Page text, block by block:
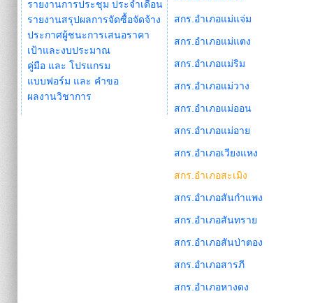
รายงานการประชุม ประจำเดือน
รายงานสรุปผลการจัดซื้อจัดจ้าง
ประกาศผู้ชนะการเสนอราคา
เป้าและงบประมาณ
คู่มือ และ โปรแกรม
แบบฟอร์ม และ คำขอ
ผลงานวิชาการ
สกร.อำเภอแม่แจ่ม
สกร.อำเภอแม่แตง
สกร.อำเภอแม่ริม
สกร.อำเภอแม่วาง
สกร.อำเภอแม่ออน
สกร.อำเภอแม่อาย
สกร.อำเภอเวียงแหง
สกร.อำเภอสะเมิง
สกร.อำเภอสันกำแพง
สกร.อำเภอสันทราย
สกร.อำเภอสันป่าตอง
สกร.อำเภอสารภี
สกร.อำเภอหางดง